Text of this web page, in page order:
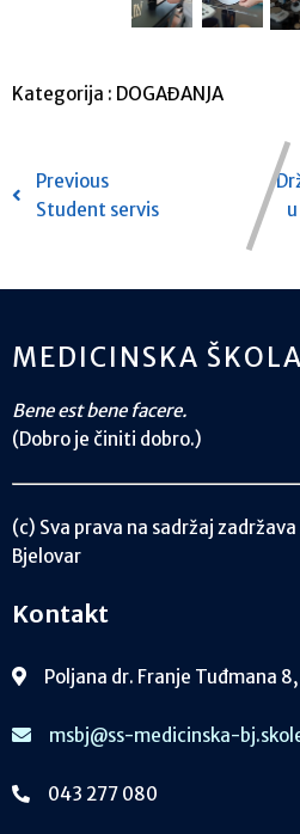
Kategorija : DOGAĐANJA
Previous
Student servis
MEDICINSKA
Bene est bene facere.
(Dobro je činiti dobro.)
(c) Sva prava na sadržaj
Bjelovar
Kontakt
Poljana dr. Franje Tuđmana
msbj@ss-medicinska-
043 277 080